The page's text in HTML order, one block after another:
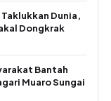
Dunia,
Dongkrak
Bantah
Muaro Sungai